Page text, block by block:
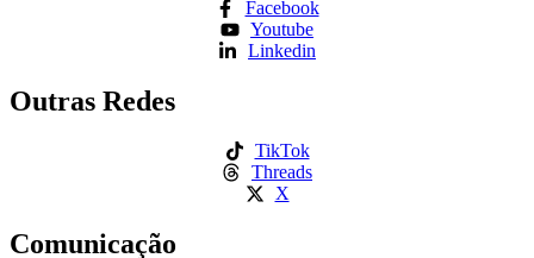
Facebook
Youtube
Linkedin
Outras Redes
TikTok
Threads
X
Comunicação